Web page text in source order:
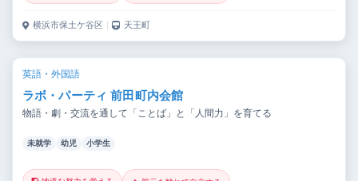
横浜市保土ケ谷区 ｜ 天王町
英語・外国語
ラボ・パーティ 前田町内会館
物語・劇・交流を通して「ことば」と「人間力」を育てる
未就学 幼児 小学生